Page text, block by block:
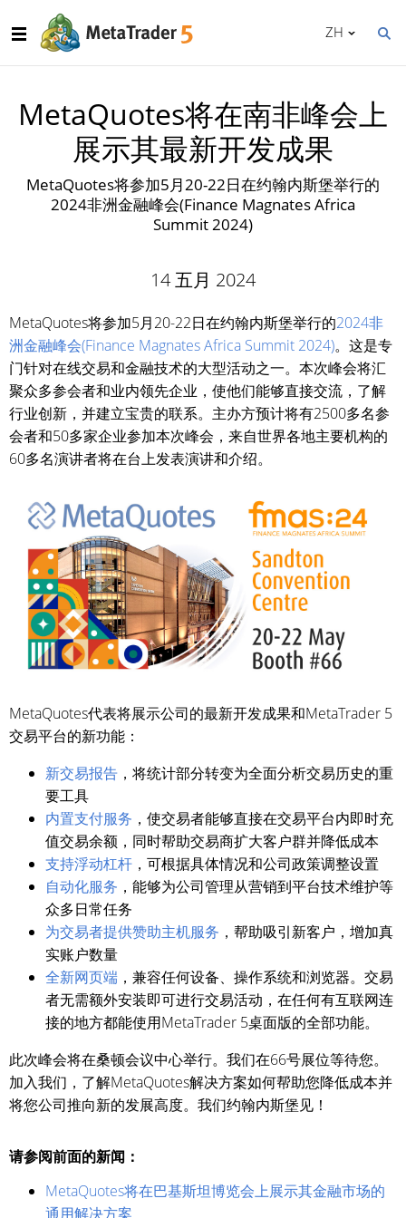
ZH
MetaQuotes将在南非峰会上
展示其最新开发成果
MetaQuotes将参加5月20-22日在约翰内斯堡举行的
2024非洲金融峰会(Finance Magnates Africa
Summit 2024)
14 五月 2024
MetaQuotes将参加5月20-22日在约翰内斯堡举行的2024非
洲金融峰会(Finance Magnates Africa Summit 2024)。这是专
门针对在线交易和金融技术的大型活动之一。本次峰会将汇
聚众多参会者和业内领先企业，使他们能够直接交流，了解
行业创新，并建立宝贵的联系。主办方预计将有2500多名参
会者和50多家企业参加本次峰会，来自世界各地主要机构的
60多名演讲者将在台上发表演讲和介绍。
MetaQuotes代表将展示公司的最新开发成果和MetaTrader 5
交易平台的新功能：
新交易报告 ，将统计部分转变为全面分析交易历史的重
要工具
内置支付服务 ，使交易者能够直接在交易平台内即时充
值交易余额，同时帮助交易商扩大客户群并降低成本
支持浮动杠杆 ，可根据具体情况和公司政策调整设置
自动化服务 ，能够为公司管理从营销到平台技术维护等
众多日常任务
为交易者提供赞助主机服务 ，帮助吸引新客户，增加真
实账户数量
全新网页端 ，兼容任何设备、操作系统和浏览器。交易
者无需额外安装即可进行交易活动，在任何有互联网连
接的地方都能使用MetaTrader 5桌面版的全部功能。
此次峰会将在桑顿会议中心举行。我们在66号展位等待您。
加入我们，了解MetaQuotes解决方案如何帮助您降低成本并
将您公司推向新的发展高度。我们约翰内斯堡见！
请参阅前面的新闻：
MetaQuotes将在巴基斯坦博览会上展示其金融市场的
通用解决方案